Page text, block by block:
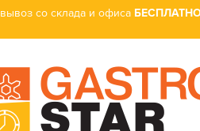
со склада и офиса